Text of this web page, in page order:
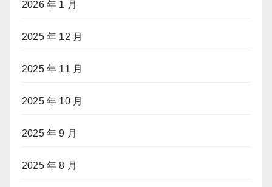
2026 年 1 月
2025 年 12 月
2025 年 11 月
2025 年 10 月
2025 年 9 月
2025 年 8 月